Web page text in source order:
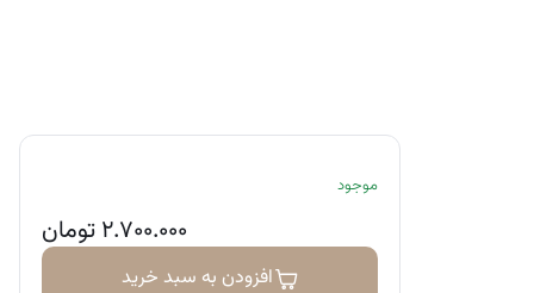
موجود
۲.۷۰۰.۰۰۰تومان
افزودن به سبد خرید